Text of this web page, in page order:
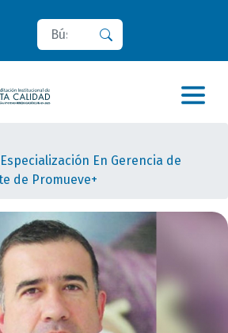
Buscar
En Gerencia de
de Promueve+